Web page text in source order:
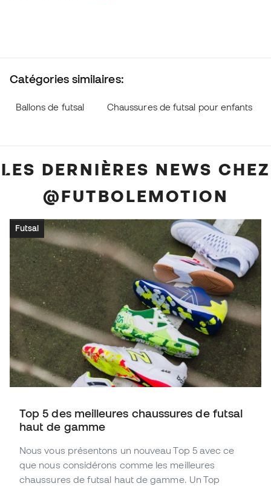
Catégories similaires:
Ballons de futsal Chaussures de futsal pour enfants
LES DERNIÈRES NEWS CHEZ
@FUTBOLEMOTION
Futsal
Top 5 des meilleures chaussures de futsal
haut de gamme
Nous vous présentons un nouveau Top 5 avec ce
que nous considérons comme les meilleures
chaussures de futsal haut de gamme. Un Top